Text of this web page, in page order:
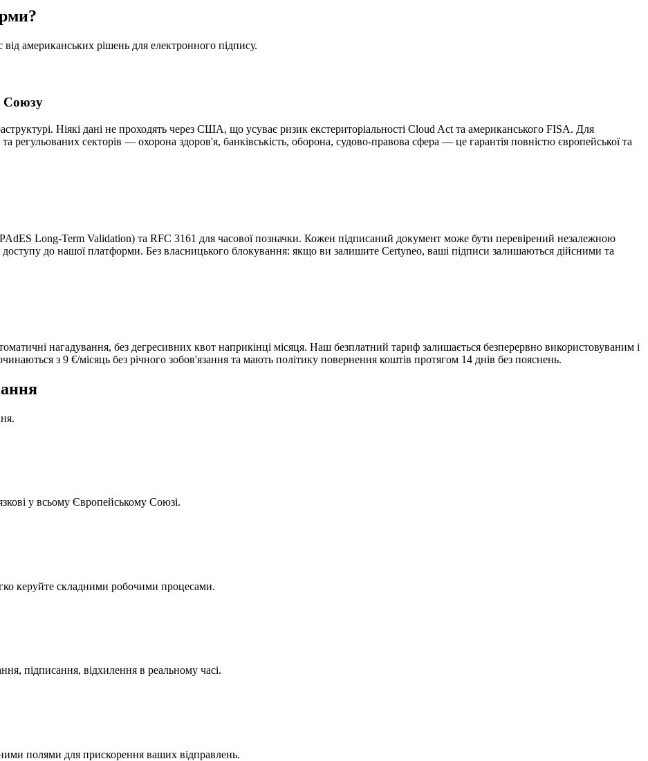
від американських рішень для електронного підпису.
Союзу
Ніякі дані не проходять через США, що усуває ризик екстериторіальності Cloud Act та американського FISA. Для
регульованих секторів — охорона здоров'я, банківськість, оборона, судово-правова сфера — це гарантія повністю європейської та
Long-Term Validation) та RFC 3161 для часової позначки. Кожен підписаний документ може бути перевірений незалежною
до нашої платформи. Без власницького блокування: якщо ви залишите Certyneo, ваші підписи залишаються дійсними та
нагадування, без дегресивних квот наприкінці місяця. Наш безплатний тариф залишається безперервно використовуваним і
з 9 €/місяць без річного зобов'язання та мають політику повернення коштів протягом 14 днів без пояснень.
у всьому Європейському Союзі.
керуйте складними робочими процесами.
підписання, відхилення в реальному часі.
полями для прискорення ваших відправлень.